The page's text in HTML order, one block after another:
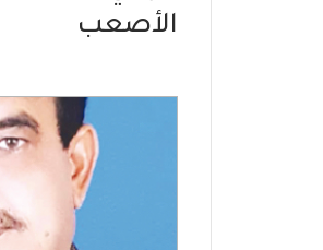
الأصعب